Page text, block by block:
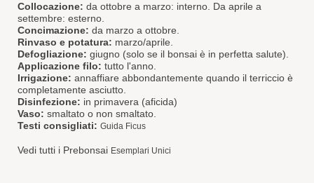
Collocazione: da ottobre a marzo: interno. Da aprile a
settembre: esterno.
Concimazione: da marzo a ottobre.
Rinvaso e potatura: marzo/aprile.
Defogliazione: giugno (solo se il bonsai è in perfetta salute).
Applicazione filo: tutto l'anno.
Irrigazione: annaffiare abbondantemente quando il terriccio è
completamente asciutto.
Disinfezione: in primavera (aficida)
Vaso: smaltato o non smaltato.
Testi consigliati: Guida Ficus
Vedi tutti i Prebonsai Esemplari Unici